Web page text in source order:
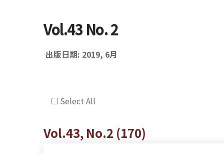
Vol.43 No. 2
出版日期: 2019, 6月
Select All
Vol.43, No.2 (170)